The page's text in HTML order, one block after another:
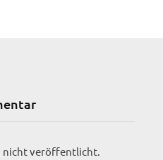
nicht veröffentlicht.